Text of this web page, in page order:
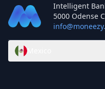
Intelligent
5000 Odense